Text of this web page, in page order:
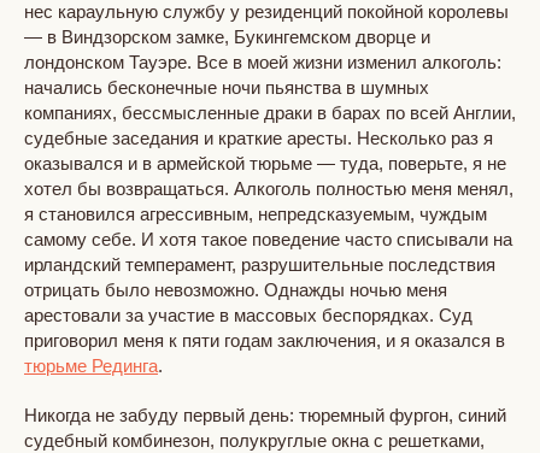
нес караульную службу у резиденций покойной королевы
— в Виндзорском замке, Букингемском дворце и
лондонском Тауэре. Все в моей жизни изменил алкоголь:
начались бесконечные ночи пьянства в шумных
компаниях, бессмысленные драки в барах по всей Англии,
судебные заседания и краткие аресты. Несколько раз я
оказывался и в армейской тюрьме — туда, поверьте, я не
хотел бы возвращаться. Алкоголь полностью меня менял,
я становился агрессивным, непредсказуемым, чуждым
самому себе. И хотя такое поведение часто списывали на
ирландский темперамент, разрушительные последствия
отрицать было невозможно. Однажды ночью меня
арестовали за участие в массовых беспорядках. Суд
приговорил меня к пяти годам заключения, и я оказался в
тюрьме Рединга.
Никогда не забуду первый день: тюремный фургон, синий
судебный комбинезон, полукруглые окна с решетками,